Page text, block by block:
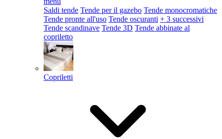
Saldi tende Tende per il gazebo Tende monocromatiche
Tende pronte all'uso Tende oscuranti + 3 successivi
Tende scandinave Tende 3D Tende abbinate al
copriletto
Copriletti